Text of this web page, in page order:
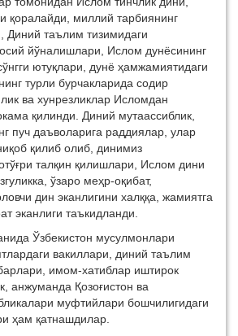
қоралайди, миллий тарбиянинг
Диний таълим тизимидаги
йўналишлари, Ислом дунёсининг
ютуқлари, дунё ҳамжамиятидаги
турли бурчакларида содир
ва хунрезликлар Исломдан
қилинди. Диний мутаассиблик,
пуч даъволарига раддиялар, улар
қилиб олиб, динимиз
талқин қилишлари, Ислом дини
ўзаро меҳр-оқибат,
дин эканлигини халққа, жамиятга
эканлиги таъкидланди.
Ўзбекистон мусулмонлари
вакиллари, диний таълим
имом-хатиблар иштирок
анжуманда Қозоғистон ва
муфтийлари бошчилигидаги
ҳам қатнашдилар.